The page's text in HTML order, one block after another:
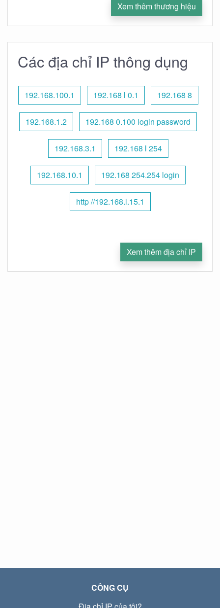
Xem thêm thương hiệu
Các địa chỉ IP thông dụng
192.168.100.1 192.168 l 0.1 192.168 8
192.168.1.2 192.168 0.100 login password
192.168.3.1 192.168 l 254
192.168.10.1 192.168 254.254 login
http //192.168.l.15.1
Xem thêm địa chỉ IP
CÔNG CỤ